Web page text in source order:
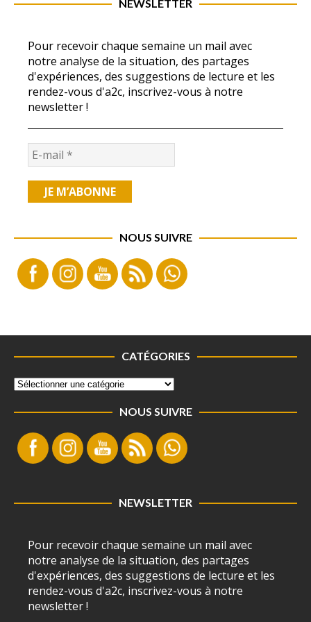
NEWSLETTER
Pour recevoir chaque semaine un mail avec
notre analyse de la situation, des partages
d'expériences, des suggestions de lecture et les
rendez-vous d'a2c, inscrivez-vous à notre
newsletter !
NOUS SUIVRE
CATÉGORIES
NOUS SUIVRE
NEWSLETTER
Pour recevoir chaque semaine un mail avec
notre analyse de la situation, des partages
d'expériences, des suggestions de lecture et les
rendez-vous d'a2c, inscrivez-vous à notre
newsletter !